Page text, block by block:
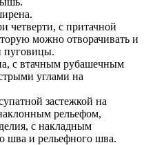
четверти, с притачной
можно отворачивать и
пуговицы.
с втачным рубашечным
углами на
застежкой на
рельефом,
с накладным
шва и рельефного шва.